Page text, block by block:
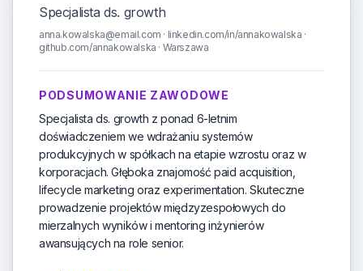
Specjalista ds. growth
anna.kowalska@email.com · linkedin.com/in/annakowalska ·
github.com/annakowalska · Warszawa
PODSUMOWANIE ZAWODOWE
Specjalista ds. growth z ponad 6-letnim
doświadczeniem we wdrażaniu systemów
produkcyjnych w spółkach na etapie wzrostu oraz w
korporacjach. Głęboka znajomość paid acquisition,
lifecycle marketing oraz experimentation. Skuteczne
prowadzenie projektów międzyzespołowych do
mierzalnych wyników i mentoring inżynierów
awansujących na role senior.